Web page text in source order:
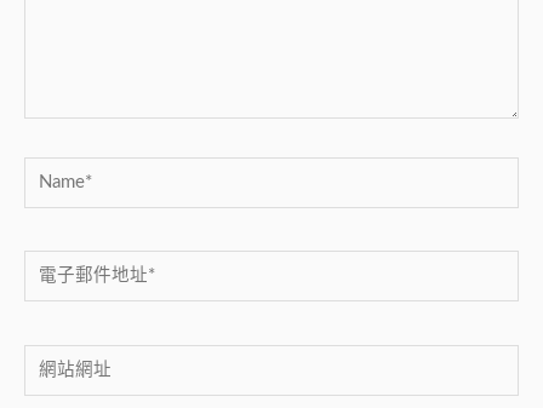
Name*
電
子
件
地
網
站